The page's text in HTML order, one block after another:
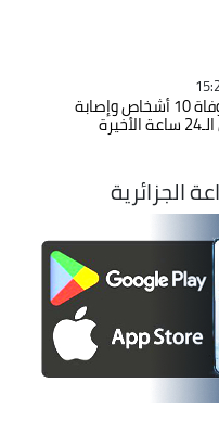
حوادث المرور: وفاة 10 أشخاص وإصابة